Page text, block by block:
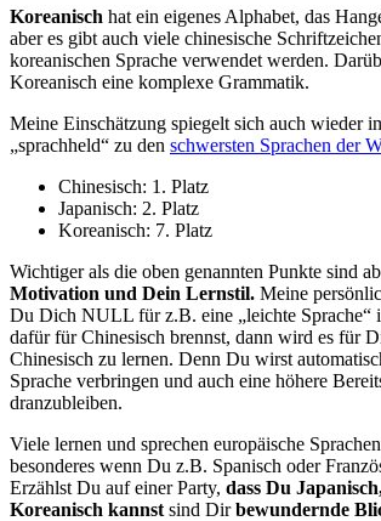
Koreanisch hat ein eigenes Alphabet, das
aber es gibt auch viele chinesische
koreanischen Sprache verwendet werden.
Koreanisch eine komplexe Grammatik.
Meine Einschätzung spiegelt sich auch wieder
„sprachheld“ zu den schwersten Sprachen der
Chinesisch: 1. Platz
Japanisch: 2. Platz
Koreanisch: 7. Platz
Wichtiger als die oben genannten Punkte sind
Motivation und Dein Lernstil. Meine
Du Dich NULL für z.B. eine „leichte Sprache“
dafür für Chinesisch brennst, dann wird es für
Chinesisch zu lernen. Denn Du wirst
Sprache verbringen und auch eine höhere
dranzubleiben.
Viele lernen und sprechen europäische
besonderes wenn Du z.B. Spanisch oder
Erzählst Du auf einer Party, dass Du
Koreanisch kannst sind Dirbewundernde